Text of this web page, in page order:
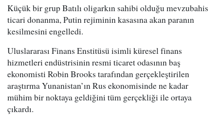
Küçük bir grup Batılı oligarkın sahibi olduğu mevzubahis
ticari donanma, Putin rejiminin kasasına akan paranın
kesilmesini engelledi.
Uluslararası Finans Enstitüsü isimli küresel finans
hizmetleri endüstrisinin resmi ticaret odasının baş
ekonomisti Robin Brooks tarafından gerçekleştirilen
araştırma Yunanistan’ın Rus ekonomisinde ne kadar
mühim bir noktaya geldiğini tüm gerçekliği ile ortaya
çıkardı.